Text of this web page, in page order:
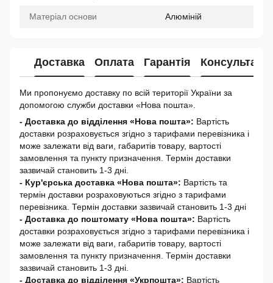
Матеріал основи Алюміній
Доставка Оплата Гарантія Консультація
Ми пропонуємо доставку по всій території України за
допомогою служби доставки «Нова пошта».
- Доставка до відділення «Нова пошта»: Вартість
доставки розраховується згідно з тарифами перевізника і
може залежати від ваги, габаритів товару, вартості
замовлення та пункту призначення. Термін доставки
зазвичай становить 1-3 дні.
- Кур'єрська доставка «Нова пошта»: Вартість та
термін доставки розраховуються згідно з тарифами
перевізника. Термін доставки зазвичай становить 1-3 дні
- Доставка до поштомату «Нова пошта»: Вартість
доставки розраховується згідно з тарифами перевізника і
може залежати від ваги, габаритів товару, вартості
замовлення та пункту призначення. Термін доставки
зазвичай становить 1-3 дні.
- Доставка до відділення «Укрпошта»: Вартість